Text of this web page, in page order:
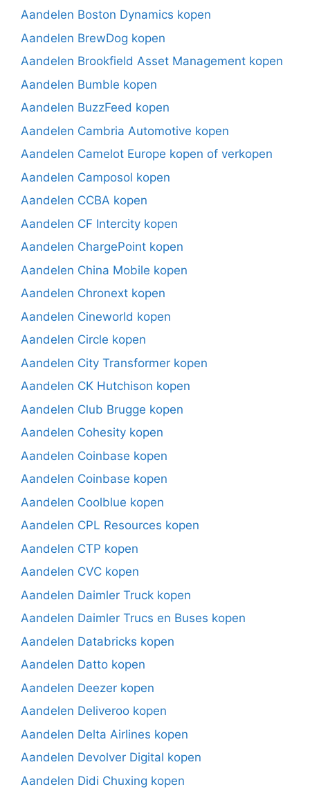
Aandelen Boston Dynamics kopen
Aandelen BrewDog kopen
Aandelen Brookfield Asset Management kopen
Aandelen Bumble kopen
Aandelen BuzzFeed kopen
Aandelen Cambria Automotive kopen
Aandelen Camelot Europe kopen of verkopen
Aandelen Camposol kopen
Aandelen CCBA kopen
Aandelen CF Intercity kopen
Aandelen ChargePoint kopen
Aandelen China Mobile kopen
Aandelen Chronext kopen
Aandelen Cineworld kopen
Aandelen Circle kopen
Aandelen City Transformer kopen
Aandelen CK Hutchison kopen
Aandelen Club Brugge kopen
Aandelen Cohesity kopen
Aandelen Coinbase kopen
Aandelen Coinbase kopen
Aandelen Coolblue kopen
Aandelen CPL Resources kopen
Aandelen CTP kopen
Aandelen CVC kopen
Aandelen Daimler Truck kopen
Aandelen Daimler Trucs en Buses kopen
Aandelen Databricks kopen
Aandelen Datto kopen
Aandelen Deezer kopen
Aandelen Deliveroo kopen
Aandelen Delta Airlines kopen
Aandelen Devolver Digital kopen
Aandelen Didi Chuxing kopen